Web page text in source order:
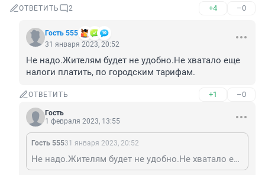
ОТВЕТИТЬ 2 +4 –0
Гость 555
31 января 2023, 20:52
Не надо.Жителям будет не удобно.Не хватало еще
налоги платить, по городским тарифам.
ОТВЕТИТЬ +1 –0
Гость
1 февраля 2023, 13:55
Гость 55531 января 2023, 20:52
Не надо.Жителям будет не удобно.Не хватало еще налоги платить, по городским тарифам.